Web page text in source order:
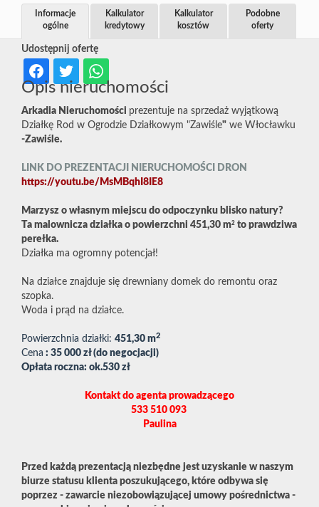
Udostępnij ofertę
Informacje
ogólne
Kalkulator
kredytowy
Kalkulator
kosztów
Podobne
oferty
Opis nieruchomości
Arkadia Nieruchomości prezentuje na sprzedaż wyjątkową
Działkę Rod w Ogrodzie Działkowym "Zawiśle" we Włocławku
-Zawiśle.
LINK DO PREZENTACJI NIERUCHOMOŚCI DRON
https://youtu.be/MsMBqhI8IE8
Marzysz o własnym miejscu do odpoczynku blisko natury?
Ta malownicza działka o powierzchni 451,30 m2 to prawdziwa
perełka.
Działka ma ogromny potencjał!
Na działce znajduje się drewniany domek do remontu oraz
szopka.
Woda i prąd na działce.
Powierzchnia działki: 451,30 m2
Cena : 35 000 zł (do negocjacji)
Opłata roczna: ok.530 zł
Kontakt do agenta prowadzącego
533 510 093
Paulina
Przed każdą prezentacją niezbędne jest uzyskanie w naszym
biurze statusu klienta poszukującego, które odbywa się
poprzez - zawarcie niezobowiązującej umowy pośrednictwa -